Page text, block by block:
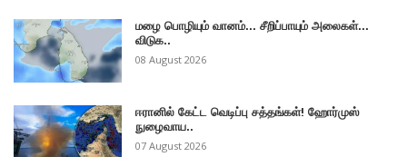
மழை பொழியும் வானம்... சீறிப்பாயும் அலைகள்...
விடுக..
08 August 2026
ஈரானில் கேட்ட வெடிப்பு சத்தங்கள்! ஹோர்முஸ்
நுழைவாய..
07 August 2026